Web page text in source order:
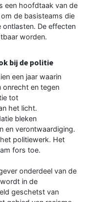
een hoofdtaak van de
de basisteams die
ontlasten. De effecten
worden.
bij de politie
een jaar waarin
onrecht en tegen
tot
het licht.
bleken
en verontwaardiging.
politiewerk. Het
fors toe.
onderdeel van de
in de
geschetst van